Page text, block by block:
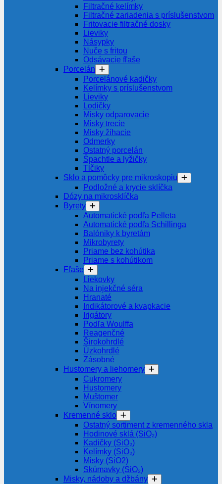
Filtračné kelímky
Filtračné zariadenia s príslušenstvom
Fritovacie filtračné dosky
Lieviky
Násypky
Nuče s fritou
Odsávacie fľaše
Porcelán
Porcelánové kadičky
Kelímky s príslušenstvom
Lieviky
Lodičky
Misky odparovacie
Misky trecie
Misky žíhacie
Odmerky
Ostatný porcelán
Špachtle a lyžičky
Tĺčiky
Sklo a pomôcky pre mikroskopiu
Podložné a krycie sklíčka
Dózy na mikrosklíčka
Byrety
Automatické podľa Pelleta
Automatické podľa Schillinga
Balóniky k byretám
Mikrobyrety
Priame bez kohútika
Priame s kohútikom
Fľaše
Liekovky
Na injekčné séra
Hranaté
Indikátorové a kvapkacie
Irigátory
Podľa Woulffa
Reagenčné
Širokohrdlé
Úzkohrdlé
Zásobné
Hustomery a liehomery
Cukromery
Hustomery
Muštomer
Vínomery
Kremenné sklo
Ostatný sortiment z kremenného skla
Hodinové sklá (SiO₂)
Kadičky (SiO₂)
Kelímky (SiO₂)
Misky (SiO2)
Skúmavky (SiO₂)
Misky, nádoby a džbány